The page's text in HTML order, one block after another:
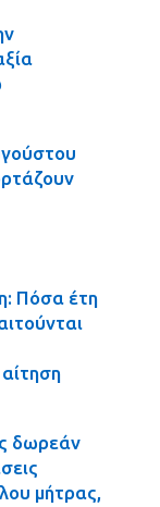
Πόσα έτη
δωρεάν
μήτρας,